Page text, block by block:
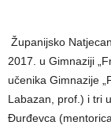
Županijsko
2017. u Gimnaziji
učenika Gimnazije
Labazan, prof.) i tri
Đurđevca